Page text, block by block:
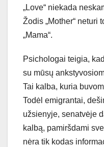
„Love“ niekada
Žodis „Mother“ neturi
„Mama“.
Psichologai teigia,
su mūsų
Tai kalba, kuria
Todėl emigrantai,
užsienyje, senatvėje
kalbą, pamiršdami
nėra tik kodas